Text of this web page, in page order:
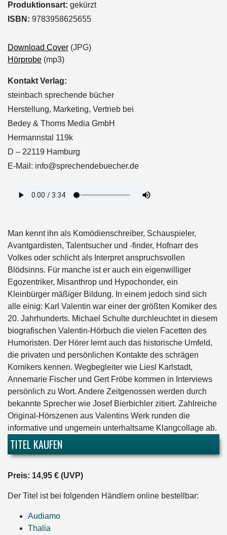
Produktionsart: gekürzt
ISBN: 9783958625655
Download Cover (JPG)
Hörprobe (mp3)
Kontakt Verlag:
steinbach sprechende bücher
Herstellung, Marketing, Vertrieb bei
Bedey & Thoms Media GmbH
Hermannstal 119k
D – 22119 Hamburg
E-Mail: info@sprechendebuecher.de
Man kennt ihn als Komödienschreiber, Schauspieler,
Avantgardisten, Talentsucher und -finder, Hofnarr des
Volkes oder schlicht als Interpret anspruchsvollen
Blödsinns. Für manche ist er auch ein eigenwilliger
Egozentriker, Misanthrop und Hypochonder, ein
Kleinbürger mäßiger Bildung. In einem jedoch sind sich
alle einig: Karl Valentin war einer der größten Komiker des
20. Jahrhunderts. Michael Schulte durchleuchtet in diesem
biografischen Valentin-Hörbuch die vielen Facetten des
Humoristen. Der Hörer lernt auch das historische Umfeld,
die privaten und persönlichen Kontakte des schrägen
Komikers kennen. Wegbegleiter wie Liesl Karlstadt,
Annemarie Fischer und Gert Fröbe kommen in Interviews
persönlich zu Wort. Andere Zeitgenossen werden durch
bekannte Sprecher wie Josef Bierbichler zitiert. Zahlreiche
Original-Hörszenen aus Valentins Werk runden die
informative und ungemein unterhaltsame Klangcollage ab.
TITEL KAUFEN
Preis: 14,95 € (UVP)
Der Titel ist bei folgenden Händlern online bestellbar:
Audiamo
Thalia